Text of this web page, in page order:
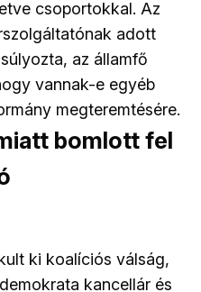
csoportokkal. Az
adott
az államfő
vannak-e egyéb
megteremtésére.
bomlott fel
ki koalíciós válság,
kancellár és